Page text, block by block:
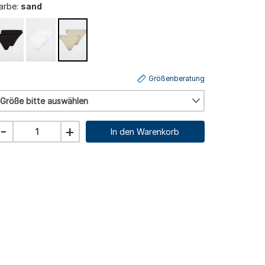
sand
Größe bitte auswählen
Größenberatung
- + In den Warenkorb